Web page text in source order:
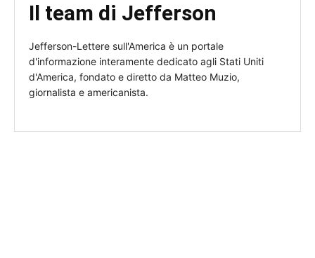
Il team di Jefferson
Jefferson-Lettere sull'America è un portale
d'informazione interamente dedicato agli Stati Uniti
d'America, fondato e diretto da Matteo Muzio,
giornalista e americanista.